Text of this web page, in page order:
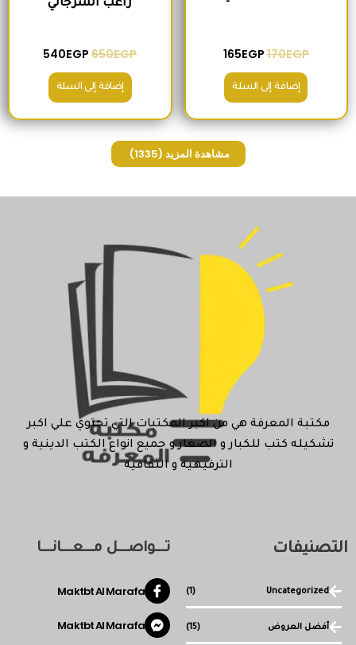
170EGP
165EGP
إضافة إلى السلة
راغب السرجاني
650EGP
540EGP
إضافة إلى السلة
مشاهدة المزيد (1335)
مكتبة المعرفة هي من اكبر المكتبات التي تحتوي علي اكبر
تشكيله كتب للكبار و الصغار و جميع انواع الكتب الدينية و
الترفيهية و الثقافية
التصنيفات
Uncategorized
(1)
أفضل العروض (15)
تـــواصـــل مـــعـــانـــا
Maktbt Al Marafa
Maktbt Al Marafa